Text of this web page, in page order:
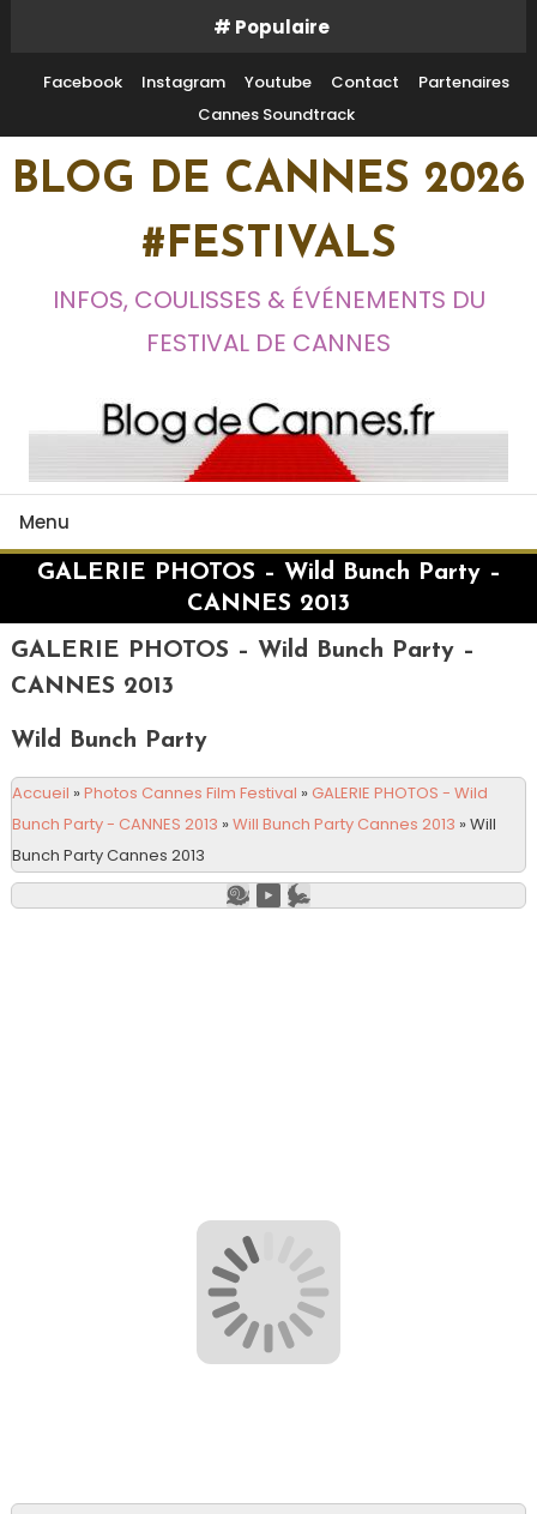
Content
# Populaire
Facebook Instagram Youtube Contact
Partenaires
Cannes Soundtrack
BLOG DE CANNES 2026
#FESTIVALS
INFOS, COULISSES & ÉVÉNEMENTS DU
FESTIVAL DE CANNES
Menu
GALERIE PHOTOS – Wild Bunch Party –
CANNES 2013
GALERIE PHOTOS – Wild Bunch Party –
CANNES 2013
Wild Bunch Party
Accueil »Photos Cannes Film Festival » GALERIE PHOTOS - Wild
Bunch Party - CANNES 2013 »Will Bunch Party Cannes 2013 »Will
Bunch Party Cannes 2013